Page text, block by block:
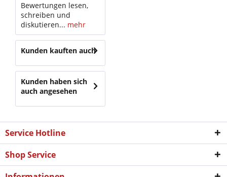
Bewertungen lesen,
schreiben und
diskutieren... mehr
Kunden kauften auch
Kunden haben sich
auch angesehen
Service Hotline
Shop Service